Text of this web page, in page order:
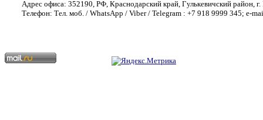
Адрес офиса: 352190, РФ, Краснодарский край, Гулькевичский район,
Телефон: Тел. моб. / WhatsApp / Viber / Telegram : +7 918 9999 345; e-